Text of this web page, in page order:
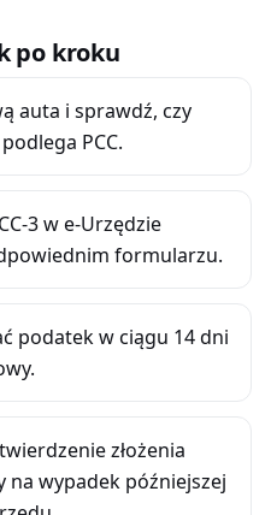
po kroku
auta i sprawdź, czy
PCC.
3 w e-Urzędzie
formularzu.
podatek w ciągu 14 dni
złożenia
na wypadek późniejszej